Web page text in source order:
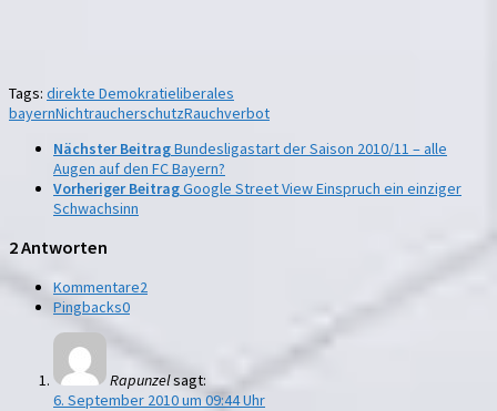
Tags: direkte Demokratieliberales
bayernNichtraucherschutzRauchverbot
Nächster BeitragBundesligastart der Saison 2010/11 – alle
Augen auf den FC Bayern?
Vorheriger BeitragGoogle Street View Einspruch ein einziger
Schwachsinn
2 Antworten
Kommentare2
Pingbacks0
Rapunzelsagt:
6. September 2010 um 09:44 Uhr